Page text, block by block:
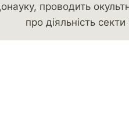
проводить
про діяльність